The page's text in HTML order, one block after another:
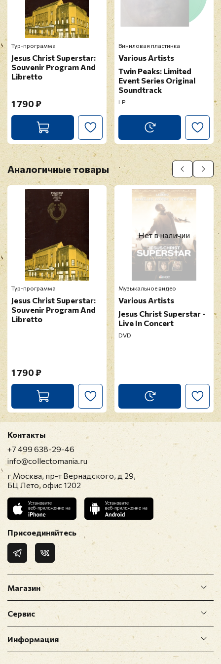
Тур-программа
Jesus Christ Superstar:
Souvenir Program And
Libretto
1 790 ₽
Виниловая пластинка
Various Artists
Twin Peaks: Limited
Event Series Original
Soundtrack
LP
Аналогичные товары
Тур-программа
Jesus Christ Superstar:
Souvenir Program And
Libretto
1 790 ₽
Нет в наличии
Музыкальное видео
Various Artists
Jesus Christ Superstar -
Live In Concert
DVD
Магазин
Сервис
Информация
Контакты
+7 499 638-29-46
info@collectomania.ru
г Москва, пр-т Вернадского, д 29,
БЦ Лето, офис 1202
Присоединяйтесь